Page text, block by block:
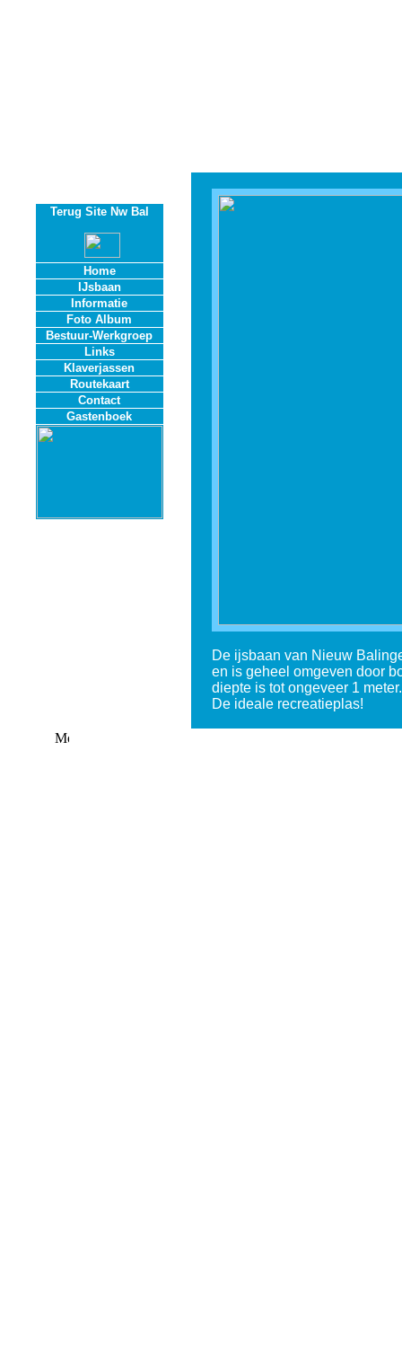
Terug Site Nw Bal
Home
IJsbaan
Informatie
Foto Album
Bestuur-Werkgroep
Links
Klaverjassen
Routekaart
Contact
Gastenboek
De ijsbaan van Nieuw
en is geheel omgeven door
diepte is tot ongeveer 1
De ideale recreatieplas!